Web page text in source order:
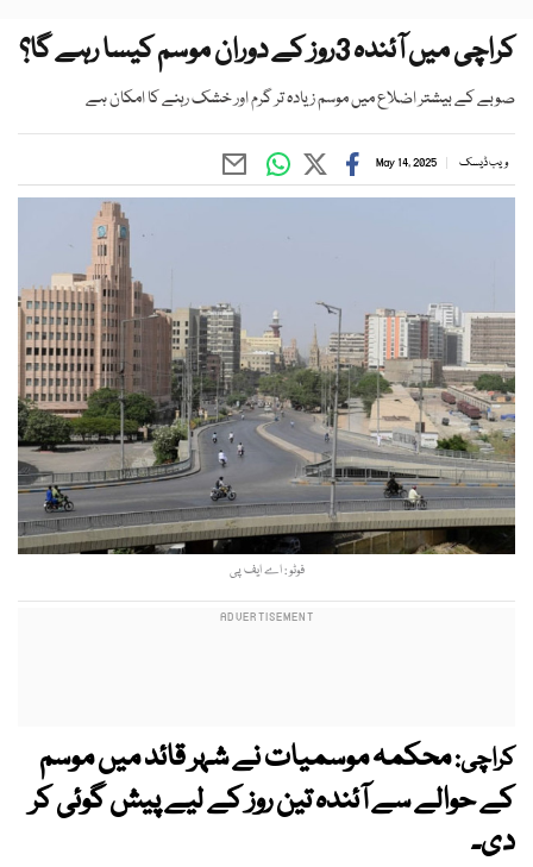
کراچی میں آئندہ 3روز کے دوران موسم کیسا رہے گا؟
صوبے کے بیشتر اضلاع میں موسم زیادہ تر گرم اور خشک رہنے کا امکان ہے
ویب ڈیسک May 14, 2025
فوٹو : اے ایف پی
کراچی:محکمہ موسمیات نے شہر قائد میں موسم
کے حوالے سے آئندہ تین روز کے لیے پیش گوئی کر
دی۔